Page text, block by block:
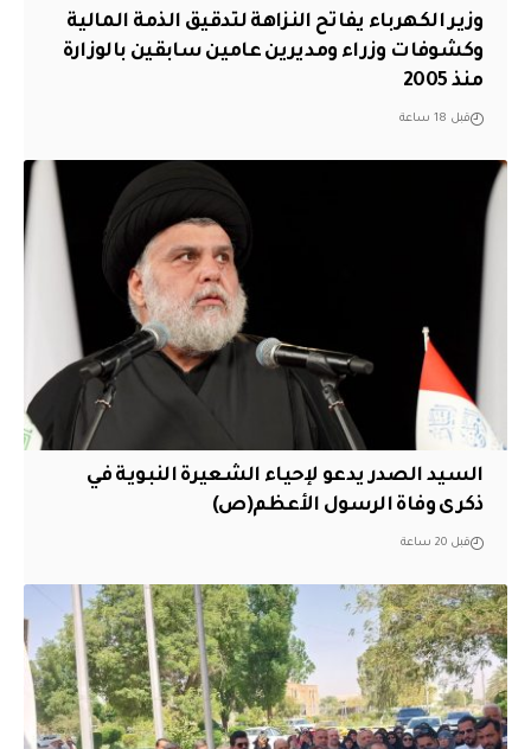
وزير الكهرباء يفاتح النزاهة لتدقيق الذمة المالية
وكشوفات وزراء ومديرين عامين سابقين بالوزارة
منذ 2005
قبل 18 ساعة
السيد الصدر يدعو لإحياء الشعيرة النبوية في
ذكرى وفاة الرسول الأعظم(ص)
قبل 20 ساعة